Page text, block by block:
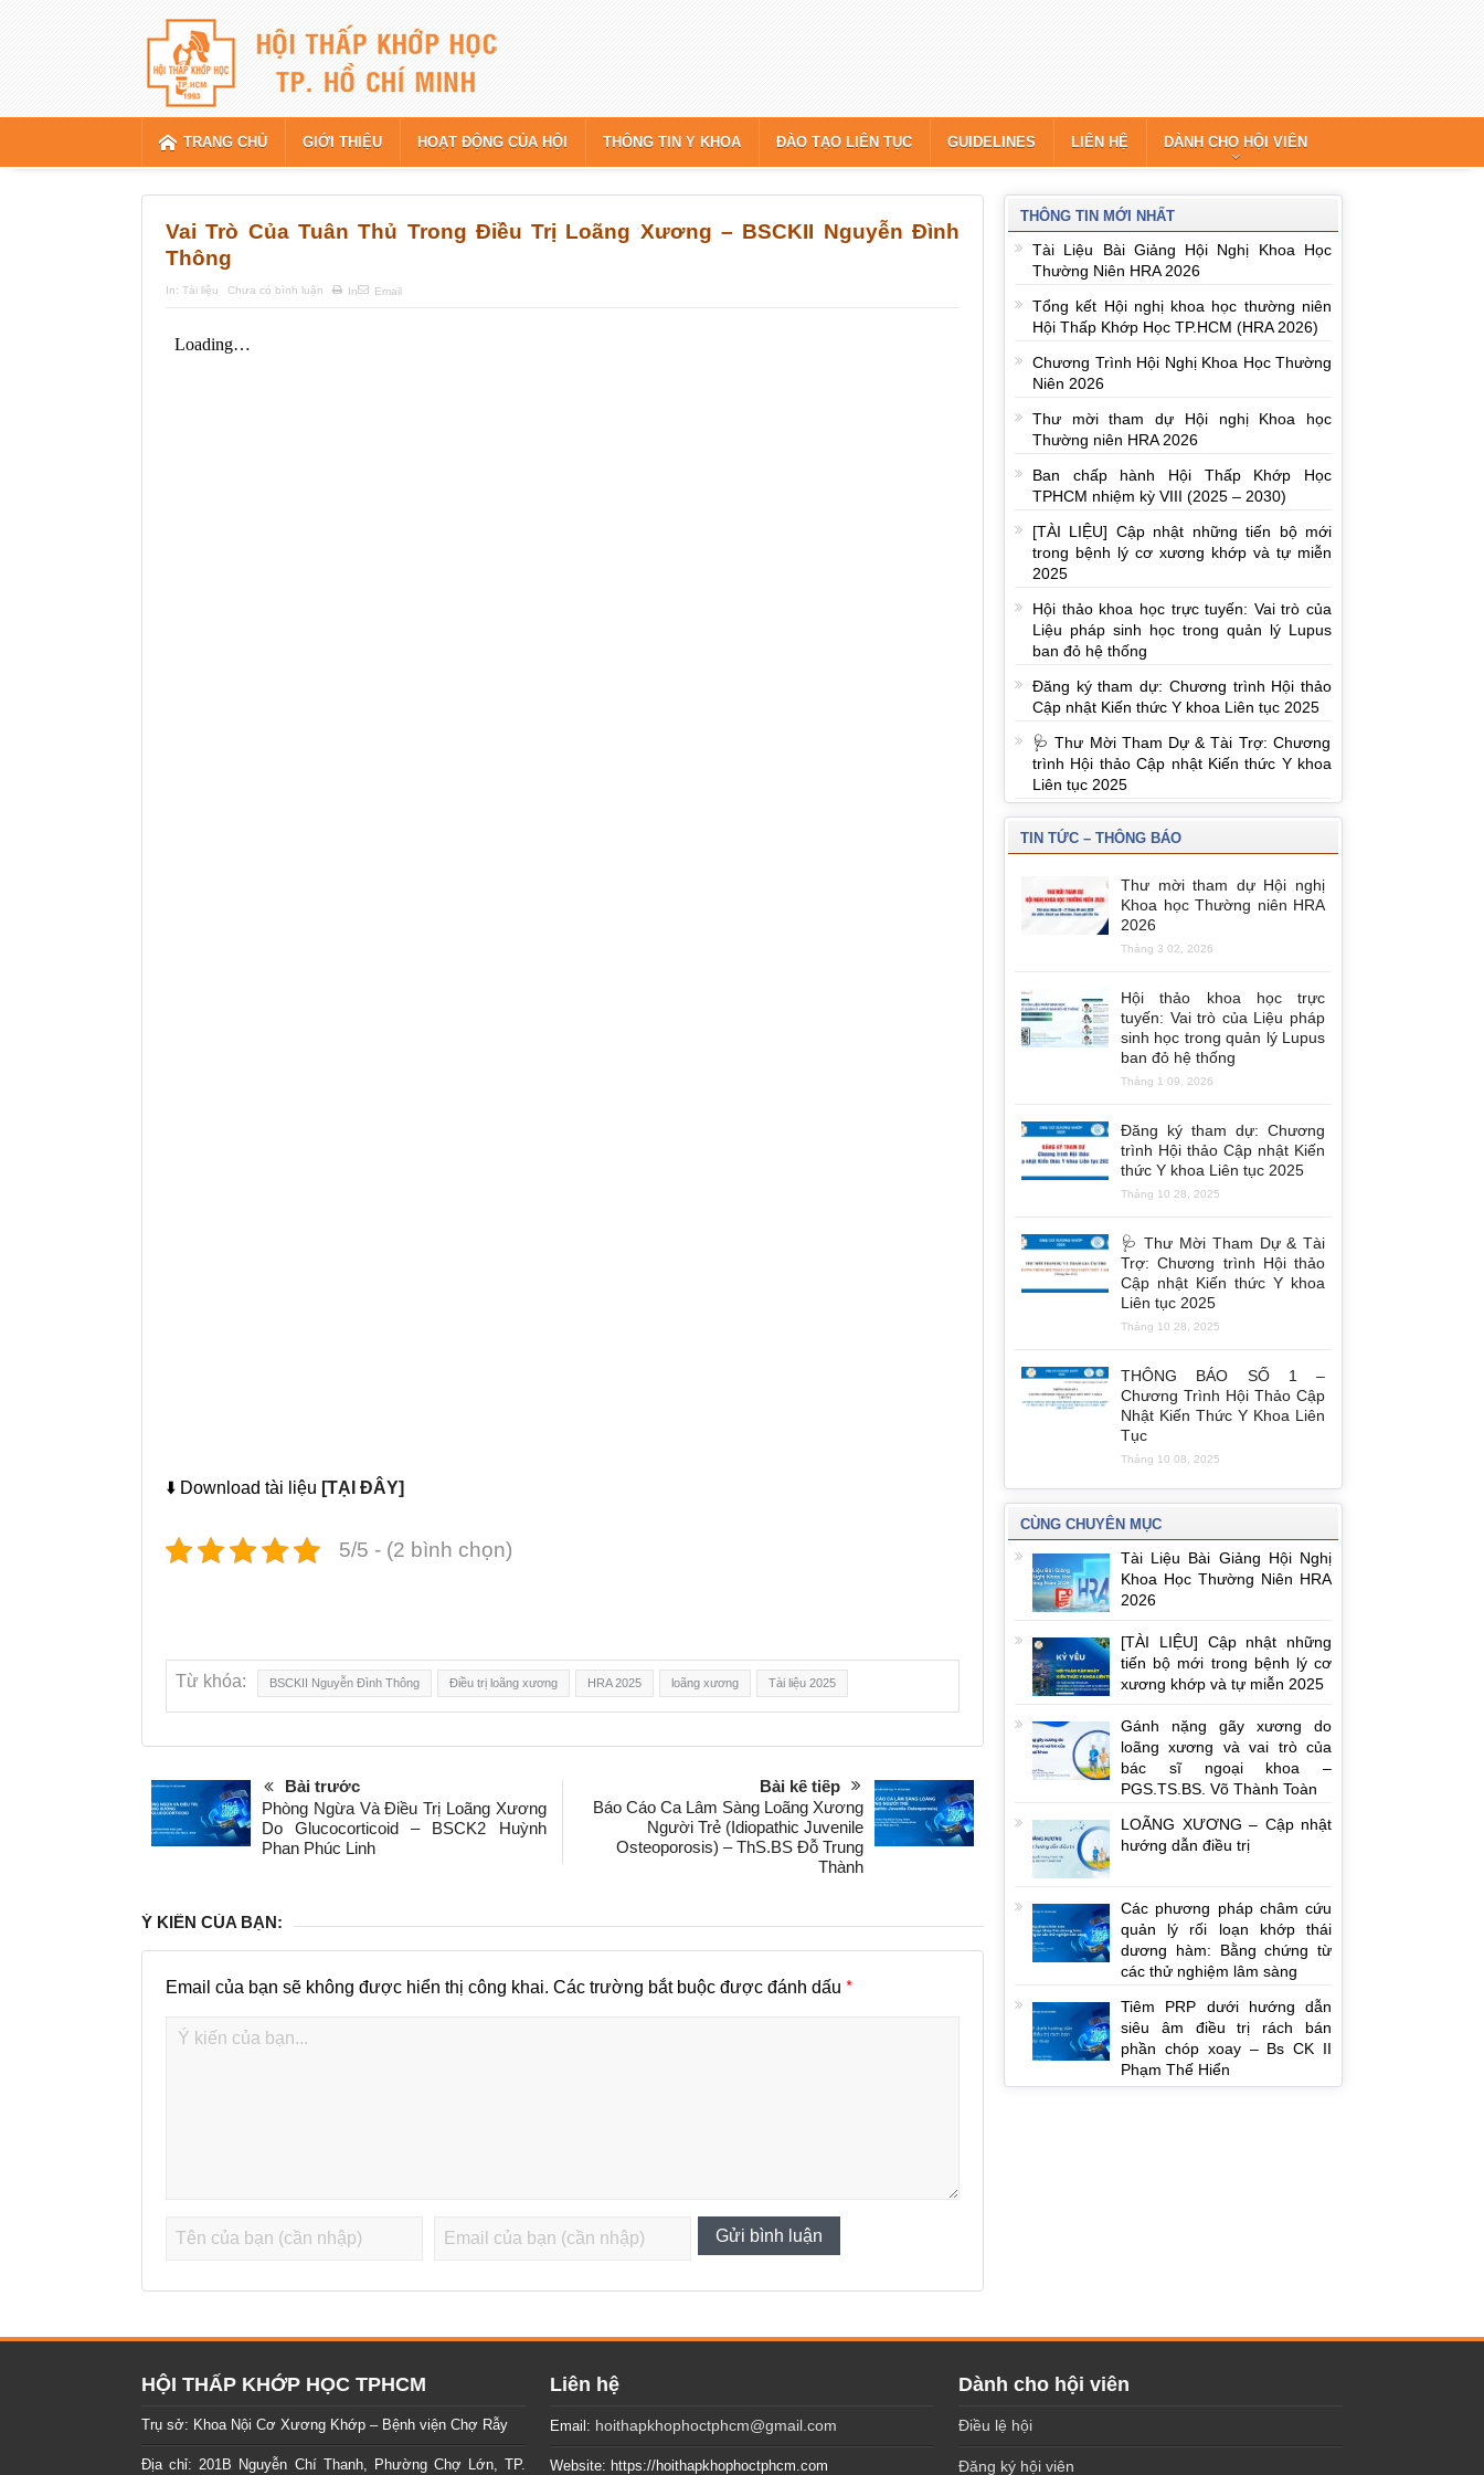
TRANG CHỦ GIỚI THIỆU HOẠT ĐỘNG CỦA HỘI THÔNG TIN Y KHOA ĐÀO TẠO LIÊN TỤC GUIDELINES LIÊN HỆ DÀNH CHO HỘI VIÊN
Vai Trò Của Tuân Thủ Trong Điều Trị Loãng Xương – BSCKII Nguyễn Đình
Thông
In: Tài liệu Chưa có bình luận In Email
⬇️ Download tài liệu [TẠI ĐÂY]
5/5 - (2 bình chọn)
Từ khóa: BSCKII Nguyễn Đình Thông Điều trị loãng xương HRA 2025 loãng xương Tài liệu 2025
Bài trước
Phòng Ngừa Và Điều Trị Loãng Xương
Do Glucocorticoid – BSCK2 Huỳnh
Phan Phúc Linh
Bài kế tiếp
Báo Cáo Ca Lâm Sàng Loãng Xương
Người Trẻ (Idiopathic Juvenile
Osteoporosis) – ThS.BS Đỗ Trung
Thành
Ý KIẾN CỦA BẠN:
Email của bạn sẽ không được hiển thị công khai. Các trường bắt buộc được đánh dấu *
THÔNG TIN MỚI NHẤT
Tài Liệu Bài Giảng Hội Nghị Khoa Học
Thường Niên HRA 2026
Tổng kết Hội nghị khoa học thường niên
Hội Thấp Khớp Học TP.HCM (HRA 2026)
Chương Trình Hội Nghị Khoa Học Thường
Niên 2026
Thư mời tham dự Hội nghị Khoa học
Thường niên HRA 2026
Ban chấp hành Hội Thấp Khớp Học
TPHCM nhiệm kỳ VIII (2025 – 2030)
[TÀI LIỆU] Cập nhật những tiến bộ mới
trong bệnh lý cơ xương khớp và tự miễn
2025
Hội thảo khoa học trực tuyến: Vai trò của
Liệu pháp sinh học trong quản lý Lupus
ban đỏ hệ thống
Đăng ký tham dự: Chương trình Hội thảo
Cập nhật Kiến thức Y khoa Liên tục 2025
🩺 Thư Mời Tham Dự & Tài Trợ: Chương
trình Hội thảo Cập nhật Kiến thức Y khoa
Liên tục 2025
TIN TỨC – THÔNG BÁO
Thư mời tham dự Hội nghị
Khoa học Thường niên HRA
2026
Tháng 3 02, 2026
Hội thảo khoa học trực
tuyến: Vai trò của Liệu pháp
sinh học trong quản lý Lupus
ban đỏ hệ thống
Tháng 1 09, 2026
Đăng ký tham dự: Chương
trình Hội thảo Cập nhật Kiến
thức Y khoa Liên tục 2025
Tháng 10 28, 2025
🩺 Thư Mời Tham Dự & Tài
Trợ: Chương trình Hội thảo
Cập nhật Kiến thức Y khoa
Liên tục 2025
Tháng 10 28, 2025
THÔNG BÁO SỐ 1 –
Chương Trình Hội Thảo Cập
Nhật Kiến Thức Y Khoa Liên
Tục
Tháng 10 08, 2025
CÙNG CHUYÊN MỤC
Tài Liệu Bài Giảng Hội Nghị
Khoa Học Thường Niên HRA
2026
[TÀI LIỆU] Cập nhật những
tiến bộ mới trong bệnh lý cơ
xương khớp và tự miễn 2025
Gánh nặng gãy xương do
loãng xương và vai trò của
bác sĩ ngoại khoa –
PGS.TS.BS. Võ Thành Toàn
LOÃNG XƯƠNG – Cập nhật
hướng dẫn điều trị
Các phương pháp châm cứu
quản lý rối loạn khớp thái
dương hàm: Bằng chứng từ
các thử nghiệm lâm sàng
Tiêm PRP dưới hướng dẫn
siêu âm điều trị rách bán
phần chóp xoay – Bs CK II
Phạm Thế Hiển
HỘI THẤP KHỚP HỌC TPHCM
Trụ sở: Khoa Nội Cơ Xương Khớp – Bệnh viện Chợ Rẫy
Địa chỉ: 201B Nguyễn Chí Thanh, Phường Chợ Lớn, TP.
Liên hệ
Email: hoithapkhophoctphcm@gmail.com
Website: https://hoithapkhophoctphcm.com
Dành cho hội viên
Điều lệ hội
Đăng ký hội viên